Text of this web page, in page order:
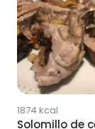
1874 kcal
Solomillo de